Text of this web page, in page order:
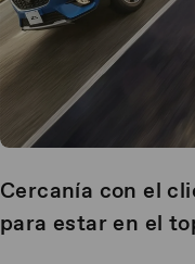
Cercanía con el
para estar en el